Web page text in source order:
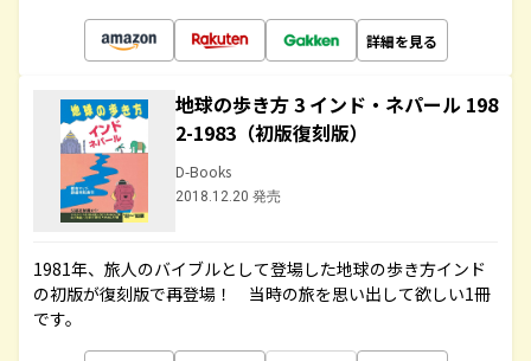
詳細を見る
地球の歩き方 3 インド・ネパール 198
2-1983（初版復刻版）
D-Books
2018.12.20 発売
1981年、旅人のバイブルとして登場した地球の歩き方インド
の初版が復刻版で再登場！ 当時の旅を思い出して欲しい1冊
です。